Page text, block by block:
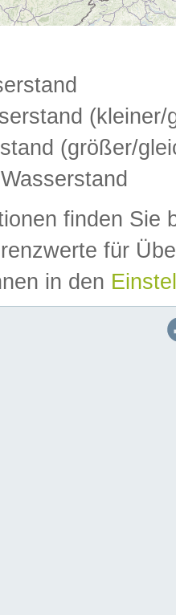
(kleiner/
(größer/
finden Sie
für
in den